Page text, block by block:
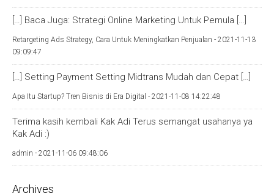
[…] Baca Juga: Strategi Online Marketing Untuk Pemula […]
Retargeting Ads Strategy, Cara Untuk Meningkatkan Penjualan - 2021-11-13
09:09:47
[…] Setting Payment Setting Midtrans Mudah dan Cepat […]
Apa Itu Startup? Tren Bisnis di Era Digital - 2021-11-08 14:22:48
Terima kasih kembali Kak Adi Terus semangat usahanya ya
Kak Adi :)
admin - 2021-11-06 09:48:06
Archives